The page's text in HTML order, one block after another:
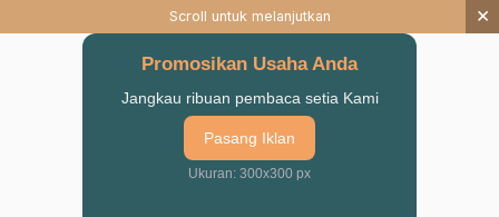
Scroll untuk melanjutkan ×
Promosikan Usaha Anda
Jangkau ribuan pembaca setia Kami
Pasang Iklan
Ukuran: 300x300 px